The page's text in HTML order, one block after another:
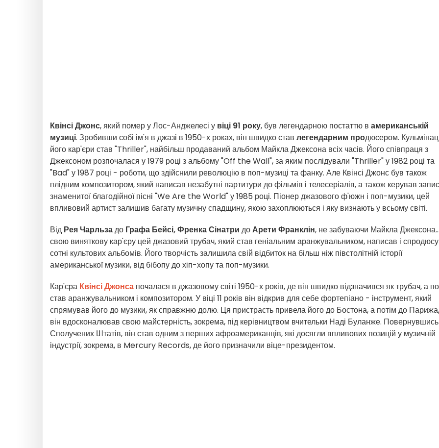
Квінсі Джонс, який помер у Лос-Анджелесі у віці 91 року, був легендарною постаттю в американській
музиці. Зробивши собі ім'я в джазі в 1950-х роках, він швидко став легендарним продюсером.
його кар'єри став "Thriller", найбільш продаваний альбом Майкла Джексона всіх часів. Його співпраця з
Джексоном розпочалася у 1979 році з альбому "Off the Wall", за яким послідували "Thriller" у 1982 році та
"Bad" у 1987 році - роботи, що здійснили революцію в поп-музиці та фанку. Але Квінсі Джонс був також
плідним композитором, який написав незабутні партитури до фільмів і телесеріалів, а також керував
знаменитої благодійної пісні "We Are the World" у 1985 році. Піонер джазового ф'южн і поп-музики, цей
впливовий артист залишив багату музичну спадщину, якою захоплюються і яку визнають у всьому світі.
Від Рея Чарльзадо Графа Бейсі,Френка Сінатри доАрети Франклін, не забуваючи Майкла
свою виняткову кар'єру цей джазовий трубач, який став геніальним аранжувальником, написав і
сотні культових альбомів. Його творчість залишила свій відбиток на більш ніж півстолітній історії
американської музики, від бібопу до хіп-хопу та поп-музики.
Кар'єра Квінсі Джонса почалася в джазовому світі 1950-х років, де він швидко відзначився як трубач, а
став аранжувальником і композитором. У віці 11 років він відкрив для себе фортепіано - інструмент, який
спрямував його до музики, як справжню долю. Ця пристрасть привела його до Бостона, а потім до
він вдосконалював свою майстерність, зокрема, під керівництвом вчительки Наді Буланже.
Сполучених Штатів, він став одним з перших афроамериканців, які досягли впливових позицій у музичній
індустрії, зокрема, в Mercury Records, де його призначили віце-президентом.